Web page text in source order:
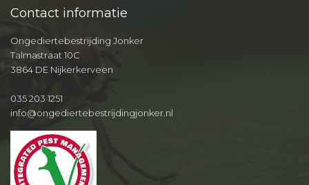
Contact informatie
Ongediertebestrijding Jonker
Talmastraat 10C
3864 DE Nijkerkerveen
035 203 1251
info@ongediertebestrijdingjonker.nl